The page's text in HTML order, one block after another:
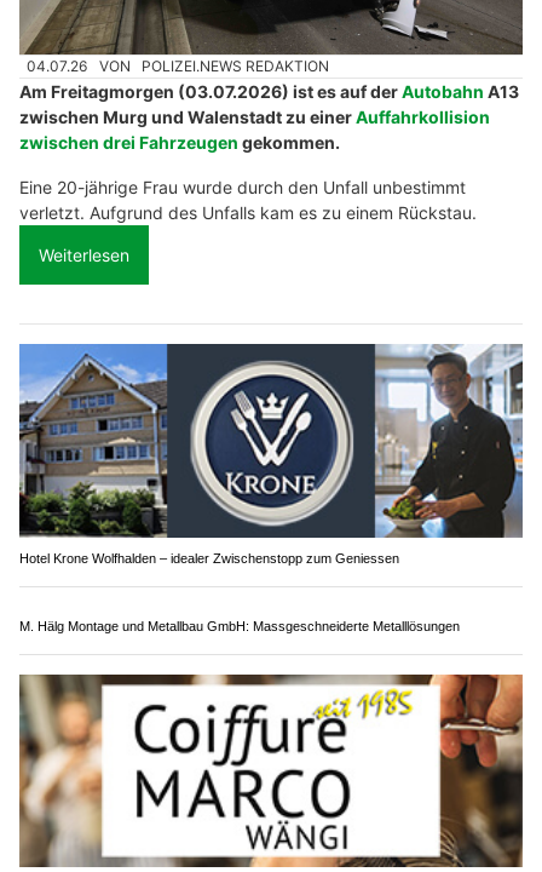
04.07.26 VON POLIZEI.NEWS REDAKTION
Am Freitagmorgen (03.07.2026) ist es auf derAutobahn A13
zwischen Murg und Walenstadt zu einerAuffahrkollision
zwischen drei Fahrzeugen gekommen.
Eine 20-jährige Frau wurde durch den Unfall unbestimmt
verletzt. Aufgrund des Unfalls kam es zu einem Rückstau.
Weiterlesen
Hotel Krone Wolfhalden – idealer Zwischenstopp zum Geniessen